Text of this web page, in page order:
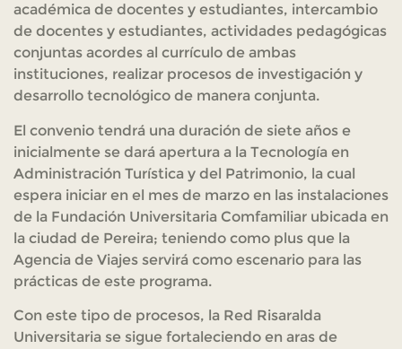
académica de docentes y estudiantes, intercambio
de docentes y estudiantes, actividades pedagógicas
conjuntas acordes al currículo de ambas
instituciones, realizar procesos de investigación y
desarrollo tecnológico de manera conjunta.
El convenio tendrá una duración de siete años e
inicialmente se dará apertura a la Tecnología en
Administración Turística y del Patrimonio, la cual
espera iniciar en el mes de marzo en las instalaciones
de la Fundación Universitaria Comfamiliar ubicada en
la ciudad de Pereira; teniendo como plus que la
Agencia de Viajes servirá como escenario para las
prácticas de este programa.
Con este tipo de procesos, la Red Risaralda
Universitaria se sigue fortaleciendo en aras de